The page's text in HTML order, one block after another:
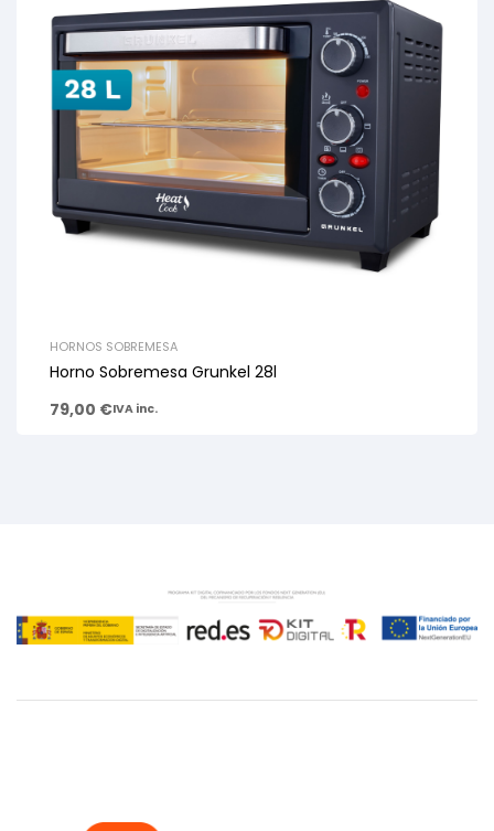
HORNOS SOBREMESA
Horno Sobremesa Grunkel 28l
79,00 €IVA inc.